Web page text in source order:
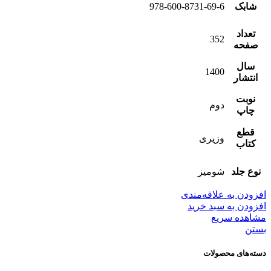
شابک 978-600-8731-69-6
تعداد
صفحه
352
سال
انتشار
1400
نوبت
چاپ
دوم
قطع
کتاب
وزیری
نوع جلد شومیز
افزودن به علاقه‌مندی
افزودن به سبد خرید
مشاهده سریع
بستن
دسته‌های محصولات